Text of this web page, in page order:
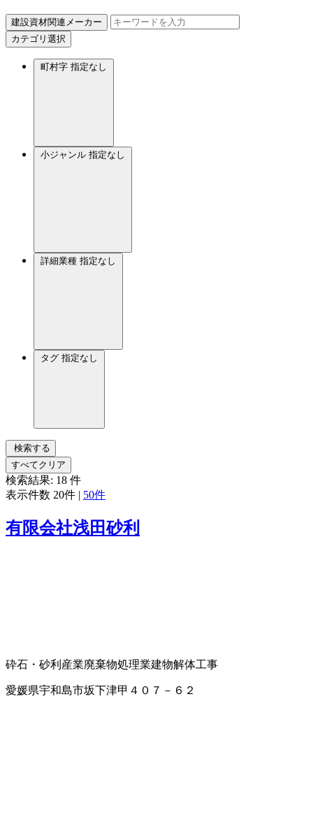
建設資材関連メーカー
カテゴリ選択
町村字 指定なし
小ジャンル 指定なし
詳細業種 指定なし
タグ 指定なし
検索する
すべてクリア
検索結果: 18 件
表示件数 20件 | 50件
有限会社浅田砂利
砕石・砂利 産業廃棄物処理業建物解体工事
愛媛県宇和島市坂下津甲４０７－６２